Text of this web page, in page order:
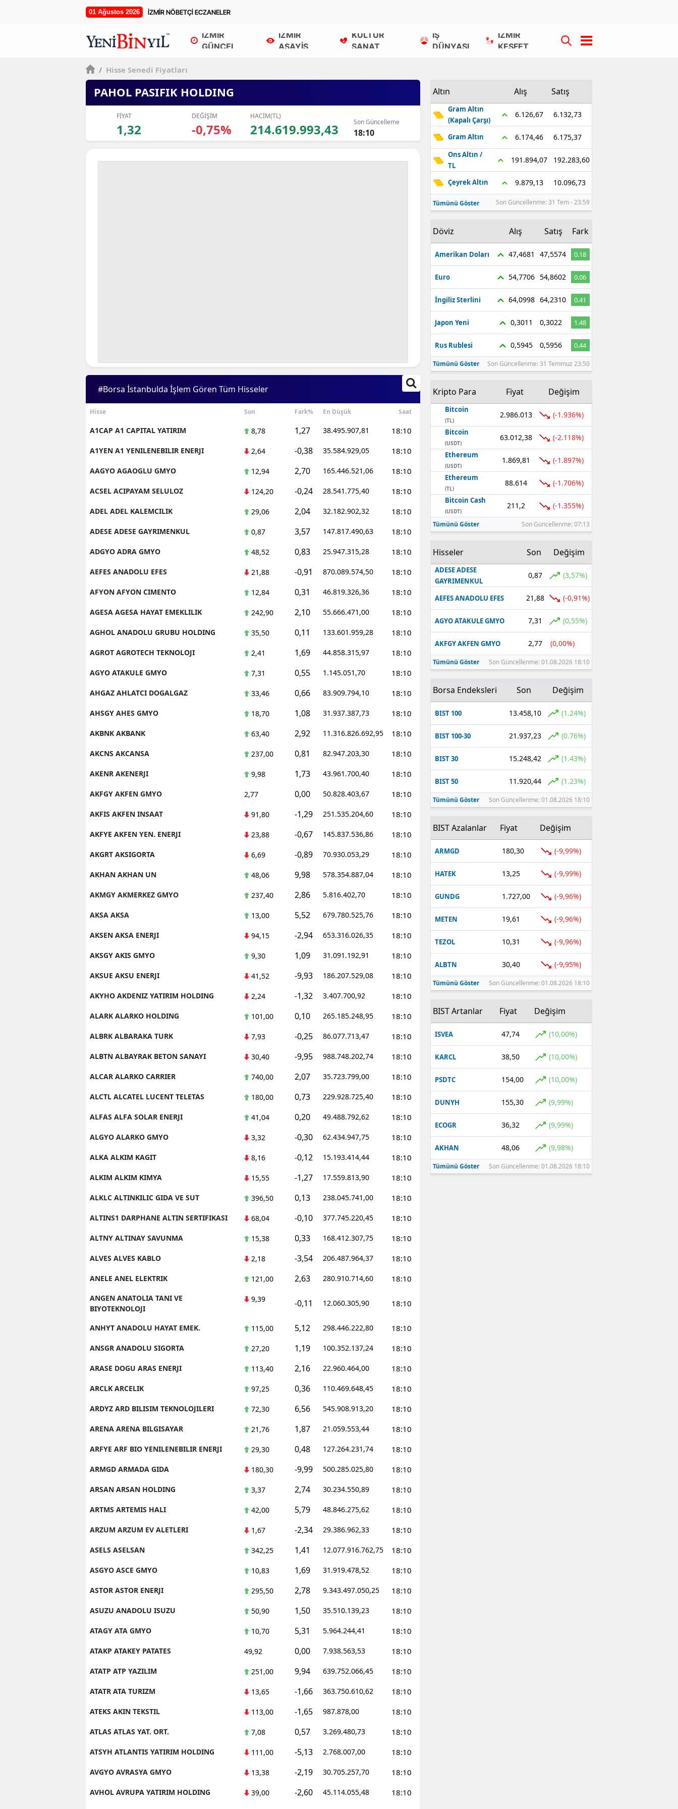
01 Ağustos 2026 İZMİR NÖBETÇİ ECZANELER
İZMİR
GÜNCEL
İZMİR
ASAYİŞ
KÜLTÜR
SANAT
İŞ
DÜNYASI
İZMİR
KEŞFET
/ Hisse Senedi Fiyatları
PAHOL PASIFIK HOLDING
FİYAT
1,32
DEĞİŞİM
-0,75%
HACİM(TL)
214.619.993,43 Son Güncelleme
18:10
#Borsa İstanbulda İşlem Gören Tüm Hisseler
Hisse Son Fark% En Düşük Saat
A1CAP A1 CAPITAL YATIRIM 8,78 1,27 38.495.907,81 18:10
A1YEN A1 YENILENEBILIR ENERJI 2,64 -0,38 35.584.929,05 18:10
AAGYO AGAOGLU GMYO 12,94 2,70 165.446.521,06 18:10
ACSEL ACIPAYAM SELULOZ 124,20 -0,24 28.541.775,40 18:10
ADEL ADEL KALEMCILIK 29,06 2,04 32.182.902,32 18:10
ADESE ADESE GAYRIMENKUL 0,87 3,57 147.817.490,63 18:10
ADGYO ADRA GMYO 48,52 0,83 25.947.315,28 18:10
AEFES ANADOLU EFES 21,88 -0,91 870.089.574,50 18:10
AFYON AFYON CIMENTO 12,84 0,31 46.819.326,36 18:10
AGESA AGESA HAYAT EMEKLILIK 242,90 2,10 55.666.471,00 18:10
AGHOL ANADOLU GRUBU HOLDING 35,50 0,11 133.601.959,28 18:10
AGROT AGROTECH TEKNOLOJI 2,41 1,69 44.858.315,97 18:10
AGYO ATAKULE GMYO 7,31 0,55 1.145.051,70 18:10
AHGAZ AHLATCI DOGALGAZ 33,46 0,66 83.909.794,10 18:10
AHSGY AHES GMYO 18,70 1,08 31.937.387,73 18:10
AKBNK AKBANK 63,40 2,92 11.316.826.692,95 18:10
AKCNS AKCANSA 237,00 0,81 82.947.203,30 18:10
AKENR AKENERJI 9,98 1,73 43.961.700,40 18:10
AKFGY AKFEN GMYO 2,77 0,00 50.828.403,67 18:10
AKFIS AKFEN INSAAT 91,80 -1,29 251.535.204,60 18:10
AKFYE AKFEN YEN. ENERJI 23,88 -0,67 145.837.536,86 18:10
AKGRT AKSIGORTA 6,69 -0,89 70.930.053,29 18:10
AKHAN AKHAN UN 48,06 9,98 578.354.887,04 18:10
AKMGY AKMERKEZ GMYO 237,40 2,86 5.816.402,70 18:10
AKSA AKSA 13,00 5,52 679.780.525,76 18:10
AKSEN AKSA ENERJI 94,15 -2,94 653.316.026,35 18:10
AKSGY AKIS GMYO 9,30 1,09 31.091.192,91 18:10
AKSUE AKSU ENERJI 41,52 -9,93 186.207.529,08 18:10
AKYHO AKDENIZ YATIRIM HOLDING 2,24 -1,32 3.407.700,92 18:10
ALARK ALARKO HOLDING 101,00 0,10 265.185.248,95 18:10
ALBRK ALBARAKA TURK 7,93 -0,25 86.077.713,47 18:10
ALBTN ALBAYRAK BETON SANAYI 30,40 -9,95 988.748.202,74 18:10
ALCAR ALARKO CARRIER 740,00 2,07 35.723.799,00 18:10
ALCTL ALCATEL LUCENT TELETAS 180,00 0,73 229.928.725,40 18:10
ALFAS ALFA SOLAR ENERJI 41,04 0,20 49.488.792,62 18:10
ALGYO ALARKO GMYO 3,32 -0,30 62.434.947,75 18:10
ALKA ALKIM KAGIT 8,16 -0,12 15.193.414,44 18:10
ALKIM ALKIM KIMYA 15,55 -1,27 17.559.813,90 18:10
ALKLC ALTINKILIC GIDA VE SUT 396,50 0,13 238.045.741,00 18:10
ALTINS1 DARPHANE ALTIN SERTIFIKASI 68,04 -0,10 377.745.220,45 18:10
ALTNY ALTINAY SAVUNMA 15,38 0,33 168.412.307,75 18:10
ALVES ALVES KABLO 2,18 -3,54 206.487.964,37 18:10
ANELE ANEL ELEKTRIK 121,00 2,63 280.910.714,60 18:10
ANGEN ANATOLIA TANI VE
BIYOTEKNOLOJI
9,39 -0,11 12.060.305,90 18:10
ANHYT ANADOLU HAYAT EMEK. 115,00 5,12 298.446.222,80 18:10
ANSGR ANADOLU SIGORTA 27,20 1,19 100.352.137,24 18:10
ARASE DOGU ARAS ENERJI 113,40 2,16 22.960.464,00 18:10
ARCLK ARCELIK 97,25 0,36 110.469.648,45 18:10
ARDYZ ARD BILISIM TEKNOLOJILERI 72,30 6,56 545.908.913,20 18:10
ARENA ARENA BILGISAYAR 21,76 1,87 21.059.553,44 18:10
ARFYE ARF BIO YENILENEBILIR ENERJI 29,30 0,48 127.264.231,74 18:10
ARMGD ARMADA GIDA 180,30 -9,99 500.285.025,80 18:10
ARSAN ARSAN HOLDING 3,37 2,74 30.234.550,89 18:10
ARTMS ARTEMIS HALI 42,00 5,79 48.846.275,62 18:10
ARZUM ARZUM EV ALETLERI 1,67 -2,34 29.386.962,33 18:10
ASELS ASELSAN 342,25 1,41 12.077.916.762,75 18:10
ASGYO ASCE GMYO 10,83 1,69 31.919.478,52 18:10
ASTOR ASTOR ENERJI 295,50 2,78 9.343.497.050,25 18:10
ASUZU ANADOLU ISUZU 50,90 1,50 35.510.139,23 18:10
ATAGY ATA GMYO 10,70 5,31 5.964.244,41 18:10
ATAKP ATAKEY PATATES 49,92 0,00 7.938.563,53 18:10
ATATP ATP YAZILIM 251,00 9,94 639.752.066,45 18:10
ATATR ATA TURIZM 13,65 -1,66 363.750.610,62 18:10
ATEKS AKIN TEKSTIL 113,00 -1,65 987.878,00 18:10
ATLAS ATLAS YAT. ORT. 7,08 0,57 3.269.480,73 18:10
ATSYH ATLANTIS YATIRIM HOLDING 111,00 -5,13 2.768.007,00 18:10
AVGYO AVRASYA GMYO 13,38 -2,19 30.705.257,70 18:10
AVHOL AVRUPA YATIRIM HOLDING 39,00 -2,60 45.114.055,48 18:10
Altın Alış Satış
Gram Altın
(Kapalı Çarşı)
6.126,67 6.132,73
Gram Altın 6.174,46 6.175,37
Ons Altın /
TL
191.894,07 192.283,60
Çeyrek Altın 9.879,13 10.096,73
Tümünü Göster Son Güncellenme: 31 Tem - 23:59
Döviz Alış Satış Fark
Amerikan Doları 47,4681 47,5574 0.18
Euro 54,7706 54,8602 0.06
İngiliz Sterlini 64,0998 64,2310 0.41
Japon Yeni 0,3011 0,3022 1.48
Rus Rublesi 0,5945 0,5956 0.44
Tümünü Göster Son Güncellenme: 31 Temmuz 23:50
Kripto Para Fiyat Değişim
Bitcoin
(TL)
2.986.013 (-1.936%)
Bitcoin
(USDT)
63.012,38 (-2.118%)
Ethereum
(USDT)
1.869,81 (-1.897%)
Ethereum
(TL)
88.614 (-1.706%)
Bitcoin Cash
(USDT)
211,2 (-1.355%)
Tümünü Göster Son Güncellenme: 07:13
Hisseler Son Değişim
ADESE ADESE
GAYRIMENKUL
0,87 (3,57%)
AEFES ANADOLU EFES 21,88 (-0,91%)
AGYO ATAKULE GMYO 7,31 (0,55%)
AKFGY AKFEN GMYO 2,77 (0,00%)
Tümünü Göster Son Güncellenme: 01.08.2026 18:10
Borsa Endeksleri Son Değişim
BIST 100 13.458,10 (1.24%)
BIST 100-30 21.937,23 (0.76%)
BIST 30 15.248,42 (1.43%)
BIST 50 11.920,44 (1.23%)
Tümünü Göster Son Güncellenme: 01.08.2026 18:10
BIST Azalanlar Fiyat Değişim
ARMGD 180,30 (-9,99%)
HATEK 13,25 (-9,99%)
GUNDG 1.727,00 (-9,96%)
METEN 19,61 (-9,96%)
TEZOL 10,31 (-9,96%)
ALBTN 30,40 (-9,95%)
Tümünü Göster Son Güncellenme: 01.08.2026 18:10
BIST Artanlar Fiyat Değişim
ISVEA 47,74 (10,00%)
KARCL 38,50 (10,00%)
PSDTC 154,00 (10,00%)
DUNYH 155,30 (9,99%)
ECOGR 36,32 (9,99%)
AKHAN 48,06 (9,98%)
Tümünü Göster Son Güncellenme: 01.08.2026 18:10